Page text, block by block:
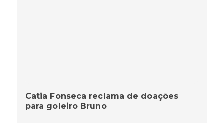
Catia Fonseca reclama de doações
para goleiro Bruno